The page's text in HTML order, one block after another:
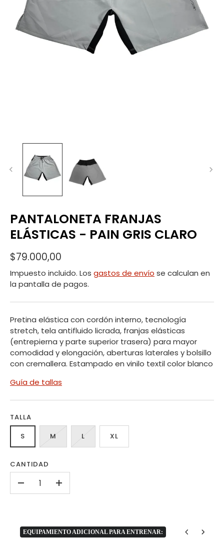
PANTALONETA FRANJAS
ELÁSTICAS - PAIN GRIS CLARO
$79.000,00
Impuesto incluido. Los gastos de envío se calculan en
la pantalla de pagos.
Pretina elástica con cordón interno, tecnología
stretch, tela antifluido licrada, franjas elásticas
(entrepierna y parte superior trasera) para mayor
comodidad y elongación, aberturas laterales y bolsillo
con cremallera. Estampado en vinilo textil color blanco
Guía de tallas
TALLA
S
M L XL
CANTIDAD
+
EQUIPAMIENTO ADICIONAL PARA ENTRENAR: